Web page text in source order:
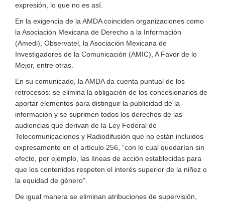
expresión, lo que no es así.
En la exigencia de la AMDA coinciden organizaciones como
la Asociación Mexicana de Derecho a la Información
(Amedi), Observatel, la Asociación Mexicana de
Investigadores de la Comunicación (AMIC), A Favor de lo
Mejor, entre otras.
En su comunicado, la AMDA da cuenta puntual de los
retrocesos: se elimina la obligación de los concesionarios de
aportar elementos para distinguir la publicidad de la
información y se suprimen todos los derechos de las
audiencias que derivan de la Ley Federal de
Telecomunicaciones y Radiodifusión que no están incluidos
expresamente en el artículo 256, “con lo cual quedarían sin
efecto, por ejemplo, las líneas de acción establecidas para
que los contenidos respeten el interés superior de la niñez o
la equidad de género”.
De igual manera se eliminan atribuciones de supervisión,